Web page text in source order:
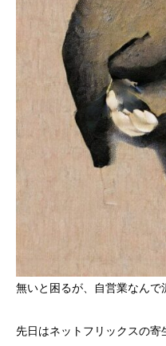
無いと困るが、自営業なんで
先日はネットフリックスの